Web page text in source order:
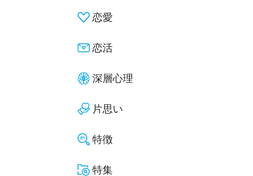
恋愛
恋活
深層心理
片思い
特徴
特集